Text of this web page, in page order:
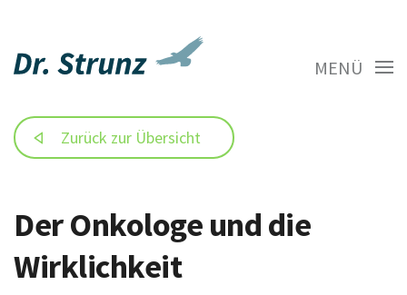
MENÜ
Zurück zur Übersicht
Der Onkologe und die
Wirklichkeit